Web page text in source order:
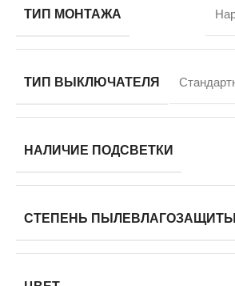
ТИП МОНТАЖА
ТИП ВЫКЛЮЧАТЕЛЯ
НАЛИЧИЕ ПОДСВЕТКИ
СТЕПЕНЬ ПЫЛЕВЛАГОЗАЩИТЫ